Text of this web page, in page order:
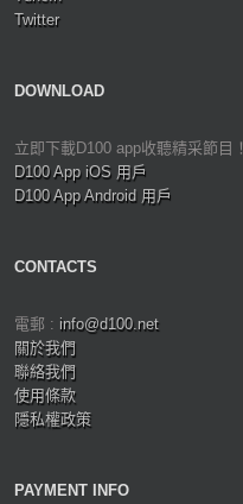
Twitter
DOWNLOAD
立即下載D100 app收聽精采節目！
D100 App iOS 用戶
D100 App Android 用戶
CONTACTS
電郵 : info@d100.net
關於我們
聯絡我們
使用條款
隱私權政策
PAYMENT INFO